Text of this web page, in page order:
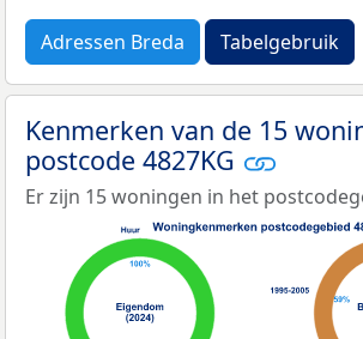
Adressen Breda Tabelgebruik
Kenmerken van de 15
postcode 4827KG
Er zijn 15 woningen in het